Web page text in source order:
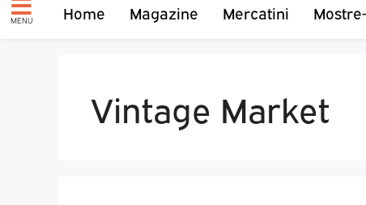
MENU Home Magazine Mercatini
Vintage Market